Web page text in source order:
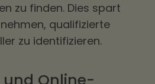
zu finden. Dies spart
qualifizierte
zu identifizieren.